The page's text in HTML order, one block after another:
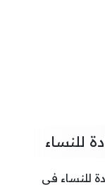
للنساء
للنساء في